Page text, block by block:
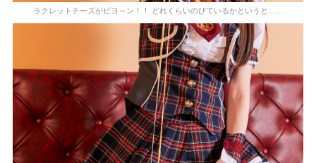
ラクレットチーズがビヨ～ン！！ どれくらいのびているかというと……